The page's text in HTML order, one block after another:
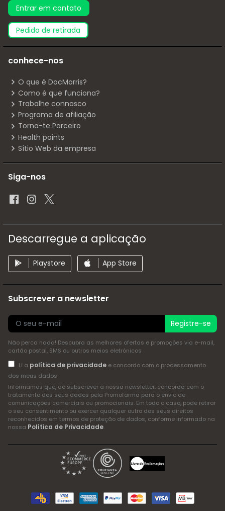
Entrar em contato
pedido de retirada
conhece-nos
O que é DocMorris?
Como é que funciona?
Trabalhe connosco
Programa de afiliação
Torna-te Parceiro
Health points
Sítio Web da empresa
Siga-nos
Descarregue a aplicação
Playstore App Store
Subscrever a newsletter
Registre-se
Não perca nada! Descubra as melhores ofertas e promoções via e-mail,
cartão postal, SMS ou outros meios eletrónicos
Li a política de privacidadee concordo com o processamento
dos meus dados
Informamos que, ao subscrever a nossa newsletter, concorda com o
tratamento dos seus dados pela Promofarma para o envio de
comunicações comerciais ou promocionais. Em todo o caso, pode retirar
o seu consentimento ou exercer qualquer outro dos seus direitos
reconhecidos em termos de proteção de dados, conforme informado na
nossa Política de Privacidade.